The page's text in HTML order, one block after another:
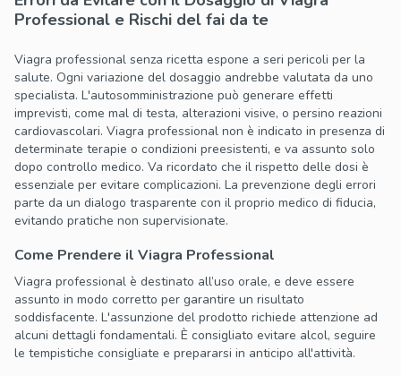
Professional e Rischi del fai da te
Viagra professional senza ricetta espone a seri pericoli per la
salute. Ogni variazione del dosaggio andrebbe valutata da uno
specialista. L'autosomministrazione può generare effetti
imprevisti, come mal di testa, alterazioni visive, o persino reazioni
cardiovascolari. Viagra professional non è indicato in presenza di
determinate terapie o condizioni preesistenti, e va assunto solo
dopo controllo medico. Va ricordato che il rispetto delle dosi è
essenziale per evitare complicazioni. La prevenzione degli errori
parte da un dialogo trasparente con il proprio medico di fiducia,
evitando pratiche non supervisionate.
Come Prendere il Viagra Professional
Viagra professional è destinato all’uso orale, e deve essere
assunto in modo corretto per garantire un risultato
soddisfacente. L'assunzione del prodotto richiede attenzione ad
alcuni dettagli fondamentali. È consigliato evitare alcol, seguire
le tempistiche consigliate e prepararsi in anticipo all'attività.